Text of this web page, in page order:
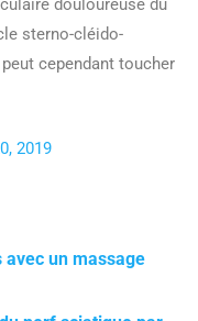
douloureuse du
sterno-cléido-
cependant toucher
2019
un massage